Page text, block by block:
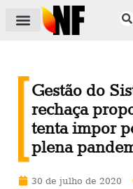
Gestão do
rechaça
tenta impor
plena
30 de julho de 2020